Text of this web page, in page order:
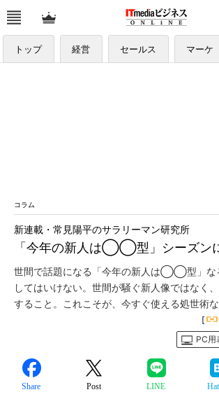
トップ 経営 セールス マーケ
コラム
「今年の新人は◯◯型」シーズン
新連載・常見陽平のサラリーマン研究所
世間で話題になる「今年の新人は◯◯型」な
してはいけない。世間が騒ぐ新人像ではなく
すること。これこそが、今すぐ使える処世術な
[
PC用
Share Post LINE